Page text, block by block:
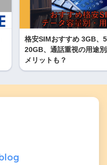
格安SIMおすすめ 3GB、
20GB、通話重視の用途
メリットも？